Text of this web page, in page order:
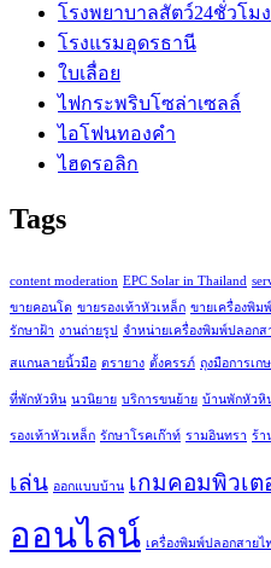
โรงพยาบาลสัตว์24ชั่วโมง
โรงแรมอุดรธานี
ใบเลื่อย
ไฟกระพริบโซล่าเซลล์
ไอโฟนทองคำ
ไฮดรอลิก
Tags
content moderation EPC Solar in Thailand
ขายคอนโด ขายรองเท้าหัวเหล็ก ขายเครื่องพิม
รักษาฝ้า งานถ่ายรูป จำหน่ายเครื่องพิมพ์ปลอกส
สแกนลายนิ้วมือ ตรายาง ตั้งครรภ์ ถุงมือการเก
ที่พักหัวหิน นวนิยาย บริการขนย้าย บ้านพักหัวหิ
รองเท้าหัวเหล็ก รักษาโรคเก๊าท์ รามอินทรา ร้า
เล่น ออกแบบบ้าน เกมคอมพิวเ
ออนไลน์ เครื่องพิมพ์ปลอกสายไฟ